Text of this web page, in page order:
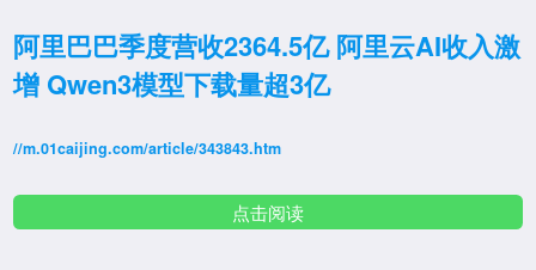
阿里巴巴季度营收2364.5亿 阿里云AI收入激
增 Qwen3模型下载量超3亿
//m.01caijing.com/article/343843.htm
点击阅读